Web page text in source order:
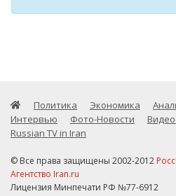
Политика Экономика
Интервью
Фото-Новости
Russian TV in Iran
© Все права защищены 2002-2012
Агентство Iran.ru
Лицензия Минпечати РФ №77-6912